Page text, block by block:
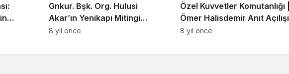
(2025)
Gnkur. Bşk. Org. Hulusi
Akar’ın Yenikapı Mitingi
Konuşmaları
8 yıl önce
Özel Kuvvetler Komutanlığı |
Ömer Halisdemir Anıt Açılışı
ve Anma Töreni
8 yıl önce